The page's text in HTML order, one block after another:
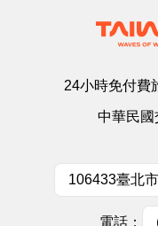
24小時免付費
中華民國
106433臺北
電話：